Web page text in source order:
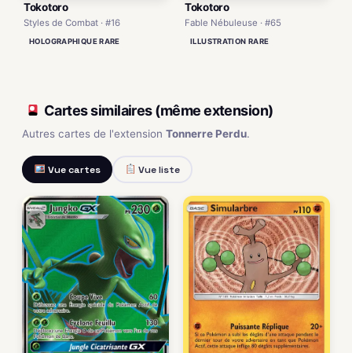
Tokotoro
Styles de Combat · #16
HOLOGRAPHIQUE RARE
Tokotoro
Fable Nébuleuse · #65
ILLUSTRATION RARE
Cartes similaires (même extension)
Autres cartes de l'extension Tonnerre Perdu.
Vue cartes Vue liste